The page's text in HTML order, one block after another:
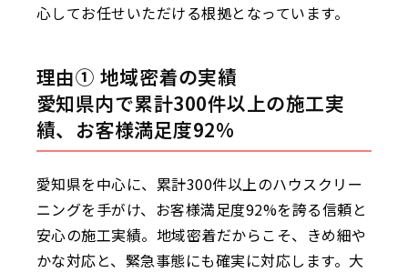
心してお任せいただける根拠となっています。
理由① 地域密着の実績
愛知県内で累計300件以上の施工実
績、お客様満足度92%
愛知県を中心に、累計300件以上のハウスクリー
ニングを手がけ、お客様満足度92%を誇る信頼と
安心の施工実績。地域密着だからこそ、きめ細や
かな対応と、緊急事態にも確実に対応します。大